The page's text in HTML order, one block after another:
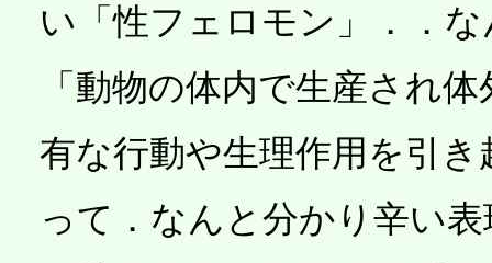
い「性フェロモン」．．
「動物の体内で生産され
有な行動や生理作用を引
って．なんと分かり辛い